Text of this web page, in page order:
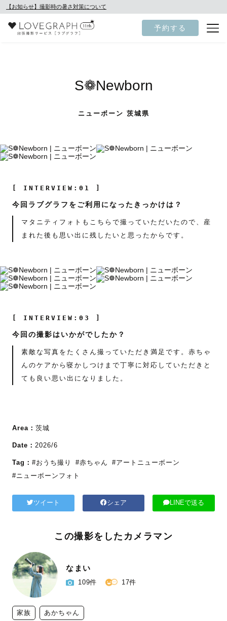
【お知らせ】撮影時の暑さ対策について
予約する
S❁Newborn
ニューボーン 茨城県
[ INTERVIEW:01 ]
今回ラブグラフをご利用になったきっかけは？
マタニティフォトもこちらで撮っていただいたので、産
まれた後も思い出に残したいと思ったからです。
[ INTERVIEW:03 ]
今回の撮影はいかがでしたか？
素敵な写真をたくさん撮っていただき満足です。赤ちゃ
んのケアから寝かしつけまで丁寧に対応していただきと
ても良い思い出になりました。
Area： 茨城
Date： 2026/6
Tag： #おうち撮り #赤ちゃん
#アートニューボーン
#ニューボーンフォト
ツイート シェア LINEで送る
この撮影をしたカメラマン
なまい
109件 17件
家族 あかちゃん